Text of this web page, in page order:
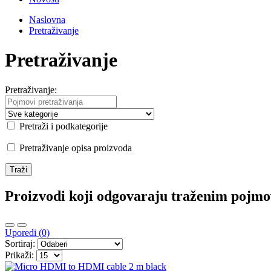
Naslovna
Pretraživanje
Pretraživanje
Pretraživanje:
Pretraži i podkategorije
Pretraživanje opisa proizvoda
Proizvodi koji odgovaraju traženim
Uporedi (0)
Sortiraj:
Prikaži: